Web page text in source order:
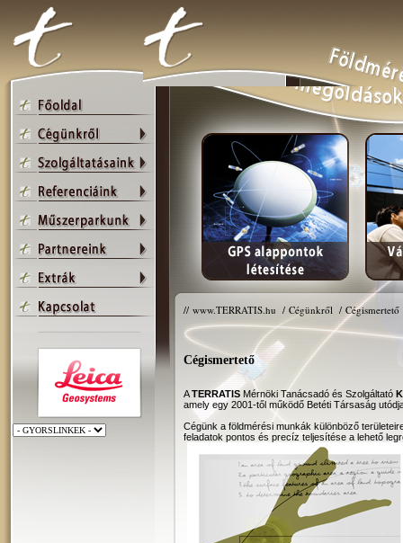
// www.TERRATIS.hu / Cégünkről / Cégismertető
Cégismertető
ATERRATIS Mérnöki Tanácsadó és Szolgáltató K
amely egy 2001-től működő Betéti Társaság
Cégünk a földmérési munkák különböző
feladatok pontos és precíz teljesítése a lehető